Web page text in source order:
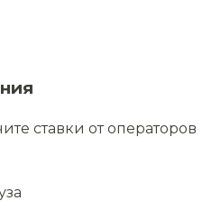
ставки от операторов